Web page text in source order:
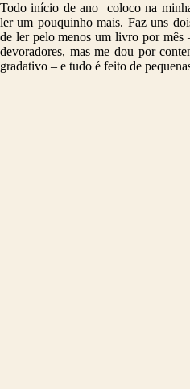
Todo início de ano coloco na
ler um pouquinho mais. Faz uns
de ler pelo menos um livro por mês
devoradores, mas me dou por
gradativo – e tudo é feito de